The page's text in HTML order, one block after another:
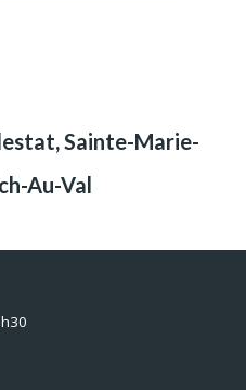
Sainte-Marie-
Au-Val